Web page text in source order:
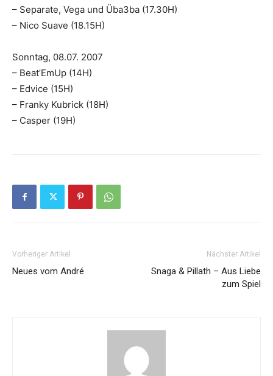
– Separate, Vega und Üba3ba (17.30H)
– Nico Suave (18.15H)
Sonntag, 08.07. 2007
– Beat’EmUp (14H)
– Edvice (15H)
– Franky Kubrick (18H)
– Casper (19H)
Vorheriger Artikel
Neues vom André
Nächster Artikel
Snaga & Pillath – Aus Liebe
zum Spiel